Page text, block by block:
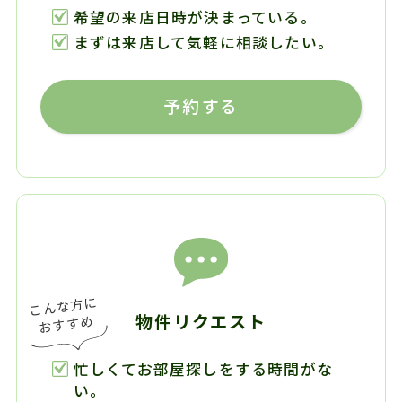
希望の来店日時が決まっている。
まずは来店して気軽に相談したい。
予約する
物件リクエスト
忙しくてお部屋探しをする時間がな
い。